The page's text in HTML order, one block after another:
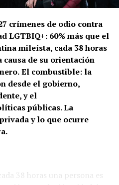
crímenes de odio contra
LGTBIQ+: 60% más que el
mileísta, cada 38 horas
causa de su orientación
El combustible: la
desde el gobierno,
y el
públicas. La
y lo que ocurre
38 horas una persona es